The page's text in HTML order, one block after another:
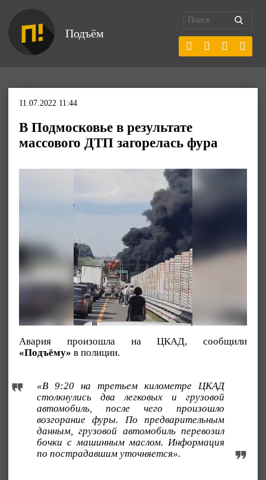
Подъём
11.07.2022 11:44
В Подмосковье в результате
массового ДТП загорелась фура
Авария произошла на ЦКАД, сообщили
«Подъёму» в полиции.
«В 9:20 на третьем километре ЦКАД
столкнулись два легковых и грузовой
автомобиль, после чего произошло
возгорание фуры. По предварительным
данным, грузовой автомобиль перевозил
бочки с машинным маслом. Информация
по пострадавшим уточняется».